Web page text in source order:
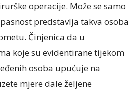
operacije. Može se samo
predstavlja takva osoba
Činjenica da u
koje su evidentirane tijekom
osoba upućuje na
mjere dale željene